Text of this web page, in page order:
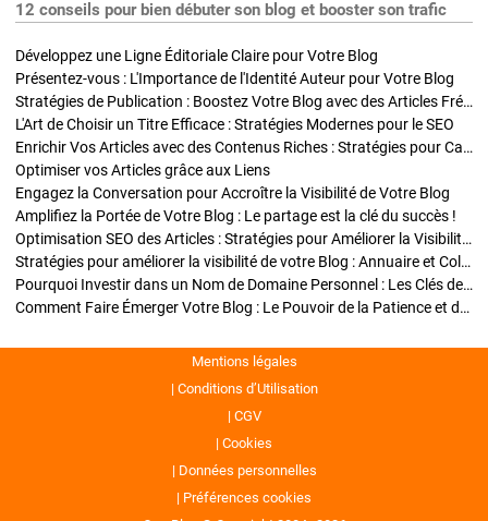
12 conseils pour bien débuter son blog et booster son trafic
Développez une Ligne Éditoriale Claire pour Votre Blog
Présentez-vous : L'Importance de l'Identité Auteur pour Votre Blog
Stratégies de Publication : Boostez Votre Blog avec des Articles Fréquents et Exclusifs
L'Art de Choisir un Titre Efficace : Stratégies Modernes pour le SEO
Enrichir Vos Articles avec des Contenus Riches : Stratégies pour Captiver et Optimiser
Optimiser vos Articles grâce aux Liens
Engagez la Conversation pour Accroître la Visibilité de Votre Blog
Amplifiez la Portée de Votre Blog : Le partage est la clé du succès !
Optimisation SEO des Articles : Stratégies pour Améliorer la Visibilité de Votre Blog
Stratégies pour améliorer la visibilité de votre Blog : Annuaire et Collaborations
Pourquoi Investir dans un Nom de Domaine Personnel : Les Clés de la Réussite de Votre Blog
Comment Faire Émerger Votre Blog : Le Pouvoir de la Patience et de la Persévérance
Mentions légales
Conditions d’Utilisation
CGV
Cookies
Données personnelles
Préférences cookies